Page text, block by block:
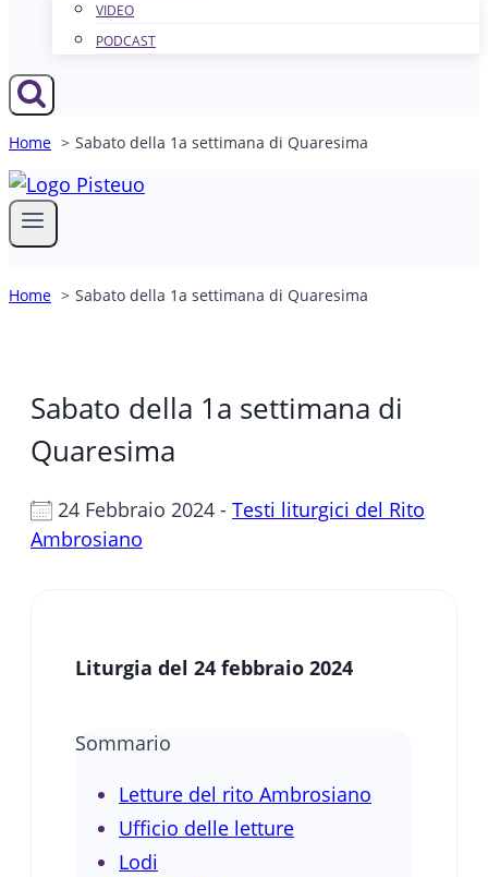
VIDEO
PODCAST
Home Sabato della 1a settimana di Quaresima
Home Sabato della 1a settimana di Quaresima
Sabato della 1a settimana di
Quaresima
24 Febbraio 2024 - Testi liturgici del Rito
Ambrosiano
Liturgia del 24 febbraio 2024
Sommario
Letture del rito Ambrosiano
Ufficio delle letture
Lodi